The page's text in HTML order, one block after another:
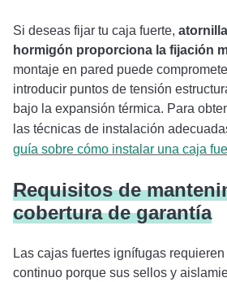
Si deseas fijar tu caja fuerte,
hormigón proporciona la fijación
montaje en pared puede
introducir puntos de tensión
bajo la expansión térmica. Para
las técnicas de instalación
guía sobre cómo instalar una caja
Requisitos de
cobertura de garantía
Las cajas fuertes ignífugas
continuo porque sus sellos y